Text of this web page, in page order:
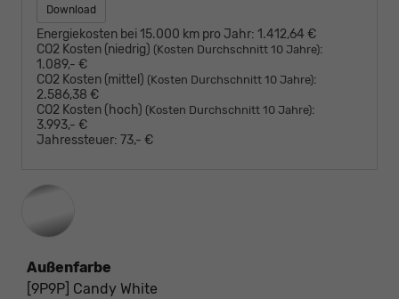
Download
Energiekosten bei 15.000 km pro Jahr: 1.412,64 €
CO2 Kosten (niedrig) (Kosten Durchschnitt 10 Jahre):
1.089,- €
CO2 Kosten (mittel) (Kosten Durchschnitt 10 Jahre):
2.586,38 €
CO2 Kosten (hoch) (Kosten Durchschnitt 10 Jahre):
3.993,- €
Jahressteuer: 73,- €
Außenfarbe
[9P9P] Candy White